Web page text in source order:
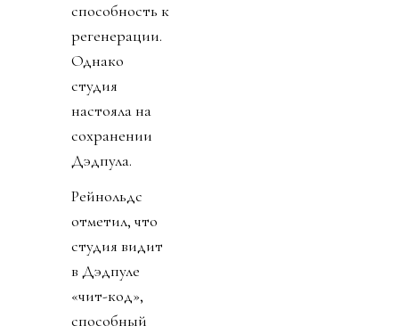
способность к
регенерации.
Однако
студия
настояла на
сохранении
Дэдпула.
Рейнольдс
отметил, что
студия видит
в Дэдпуле
«чит-код»,
способный